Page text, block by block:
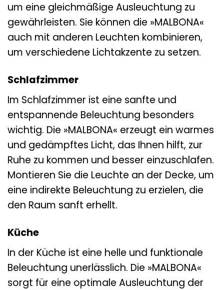
um eine gleichmäßige Ausleuchtung zu
gewährleisten. Sie können die »MALBONA«
auch mit anderen Leuchten kombinieren,
um verschiedene Lichtakzente zu setzen.
Schlafzimmer
Im Schlafzimmer ist eine sanfte und
entspannende Beleuchtung besonders
wichtig. Die »MALBONA« erzeugt ein warmes
und gedämpftes Licht, das Ihnen hilft, zur
Ruhe zu kommen und besser einzuschlafen.
Montieren Sie die Leuchte an der Decke, um
eine indirekte Beleuchtung zu erzielen, die
den Raum sanft erhellt.
Küche
In der Küche ist eine helle und funktionale
Beleuchtung unerlässlich. Die »MALBONA«
sorgt für eine optimale Ausleuchtung der